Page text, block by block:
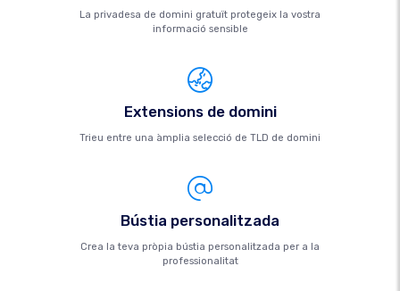
La privadesa de domini gratuït protegeix la vostra
informació sensible
Extensions de domini
Trieu entre una àmplia selecció de TLD de domini
Bústia personalitzada
Crea la teva pròpia bústia personalitzada per a la
professionalitat